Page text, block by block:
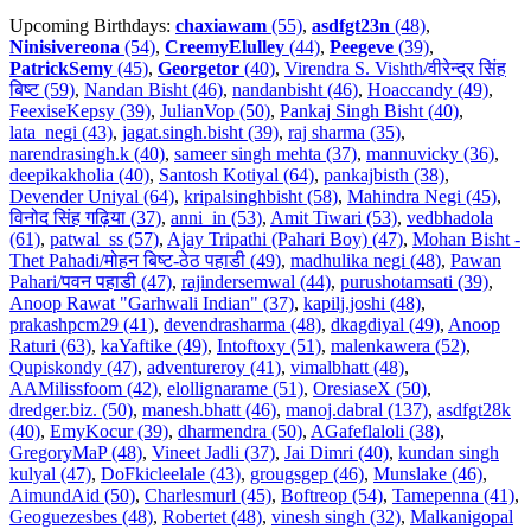
Upcoming Birthdays: chaxiawam (55), asdfgt23n (48),
Ninisivereona (54), CreemyElulley (44), Peegeve (39),
PatrickSemy (45), Georgetor (40), Virendra S. Vishth/वीरेन्द्र सिंह
बिष्ट (59), Nandan Bisht (46), nandanbisht (46), Hoaccandy (49),
FeexiseKepsy (39), JulianVop (50), Pankaj Singh Bisht (40),
lata_negi (43), jagat.singh.bisht (39), raj sharma (35),
narendrasingh.k (40), sameer singh mehta (37), mannuvicky (36),
deepikakholia (40), Santosh Kotiyal (64), pankajbisth (38),
Devender Uniyal (64), kripalsinghbisht (58), Mahindra Negi (45),
विनोद सिंह गढ़िया (37), anni_in (53), Amit Tiwari (53), vedbhadola
(61), patwal_ss (57), Ajay Tripathi (Pahari Boy) (47), Mohan Bisht -
Thet Pahadi/मोहन बिष्ट-ठेठ पहाडी (49), madhulika negi (48), Pawan
Pahari/पवन पहाडी (47), rajindersemwal (44), purushotamsati (39),
Anoop Rawat "Garhwali Indian" (37), kapilj.joshi (48),
prakashpcm29 (41), devendrasharma (48), dkagdiyal (49), Anoop
Raturi (63), kaYaftike (49), Intoftoxy (51), malenkawera (52),
Qupiskondy (47), adventureroy (41), vimalbhatt (48),
AAMilissfoom (42), elollignarame (51), OresiaseX (50),
dredger.biz. (50), manesh.bhatt (46), manoj.dabral (137), asdfgt28k
(40), EmyKocur (39), dharmendra (50), AGafeflaloli (38),
GregoryMaP (48), Vineet Jadli (37), Jai Dimri (40), kundan singh
kulyal (47), DoFkicleelale (43), grougsgep (46), Munslake (46),
AimundAid (50), Charlesmurl (45), Boftreop (54), Tamepenna (41),
Geoguezesbes (48), Robertet (48), vinesh singh (32), Malkanigopal